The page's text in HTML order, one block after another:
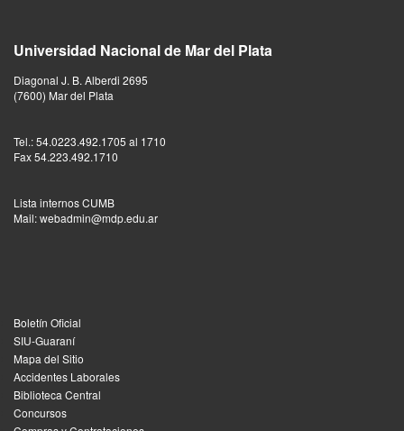
Universidad Nacional de Mar del Plata
Diagonal J. B. Alberdi 2695
(7600) Mar del Plata
Tel.: 54.0223.492.1705 al 1710
Fax 54.223.492.1710
Lista internos CUMB
Mail: webadmin@mdp.edu.ar
Boletín Oficial
SIU-Guaraní
Mapa del Sitio
Accidentes Laborales
Biblioteca Central
Concursos